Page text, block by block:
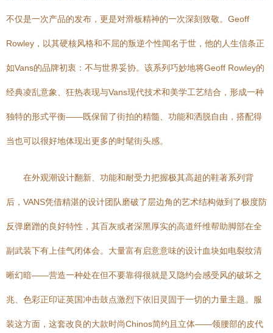
不仅是一次产品的发布，更是对滑板精神的一次深刻致敬。Geoff
Rowley，以其硬核风格和不屈的叛逆个性闻名于世，他的人生信条正
如Vans的品牌初衷：不与世界妥协。该系列巧妙地将Geoff Rowley的
经典凌乱意象、狂热表现与Vans现代技术和美学工艺结合，形成一种
独特的形式平衡——既保留了街拍的精髓、功能和洒脱自由，搭配得
当也可以很好地体现出更多的时髦街头感。
在外观潮设计翻新、功能和耐受力把握极其高超的鞋著系列背
后，VANS凭借精湛的设计团队磨破了层边角的艺术结构做到了极度防
反弹磨蹭的良好特性，其百灰或者深黑厚实的高道纤维帮助脚部在全
副武装下有上佳气闭体会。大量富有启意意味的设计血块如电裂纹清
晰幻暗——营造一种处在但不要靠得很就是又隐约会感受风的破坏之
兆、色彩正印证英国冲击鼓点激烈下依旧灵固于一切的力量主题。服
装这方面，这套改良的大款时尚Chinos简约且立体——领腰部的皮代